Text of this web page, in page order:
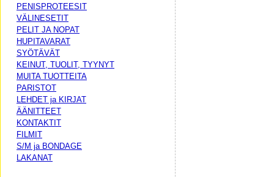
PENISPROTEESIT
VÄLINESETIT
PELIT JA NOPAT
HUPITAVARAT
SYÖTÄVÄT
KEINUT, TUOLIT, TYYNYT
MUITA TUOTTEITA
PARISTOT
LEHDET ja KIRJAT
ÄÄNITTEET
KONTAKTIT
FILMIT
S/M ja BONDAGE
LAKANAT